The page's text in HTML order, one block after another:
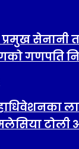
सेनानी
गणपति